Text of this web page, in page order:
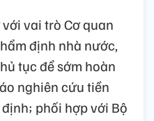
vai trò Cơ quan
định nhà nước,
tục để sớm hoàn
nghiên cứu tiền
phối hợp với Bộ